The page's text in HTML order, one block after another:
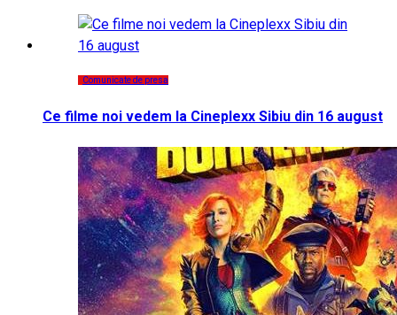
Comunicate de presa
Ce filme noi vedem la Cineplexx Sibiu din 16 august